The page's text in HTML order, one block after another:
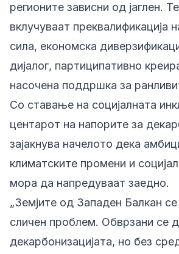
регионите зависни од јаглен.
вклучуваат преквалификација
сила, економска
дијалог, партиципативно
насочена поддршка за
Со ставање на социјалната
центарот на напорите за
зајакнува начелото дека
климатските промени и
мора да напредуваат заедно.
„Земјите од Западен Балкан
сличен проблем. Обврзани се
декарбонизацијата, но без